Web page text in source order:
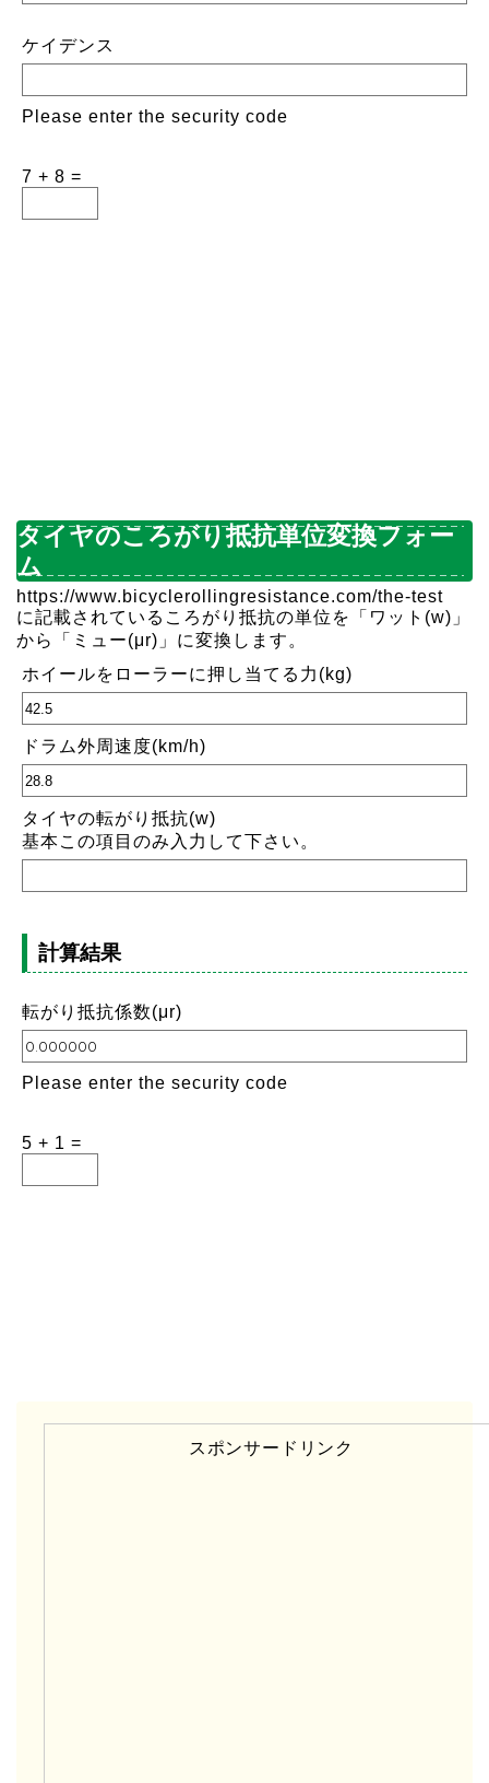
ケイデンス
Please enter the security code
7 + 8 =
タイヤのころがり抵抗単位変換フォー
ム
https://www.bicyclerollingresistance.com/the-test
に記載されているころがり抵抗の単位を「ワット(w)」
から「ミュー(μr)」に変換します。
ホイールをローラーに押し当てる力(kg)
ドラム外周速度(km/h)
タイヤの転がり抵抗(w)
基本この項目のみ入力して下さい。
計算結果
転がり抵抗係数(μr)
Please enter the security code
5 + 1 =
スポンサードリンク